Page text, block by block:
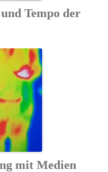
Tempo der
mit Medien